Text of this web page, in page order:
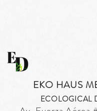
EKO HAUS
ECOLOGICAL